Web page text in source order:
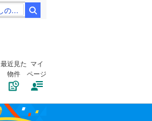
借りぐらしのアリエッティ 耳をすませば
最近見た
物件
マイ
ページ